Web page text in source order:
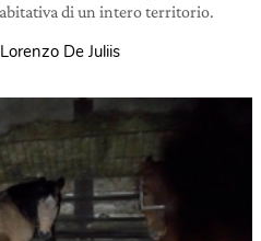
di un intero territorio.
De Juliis